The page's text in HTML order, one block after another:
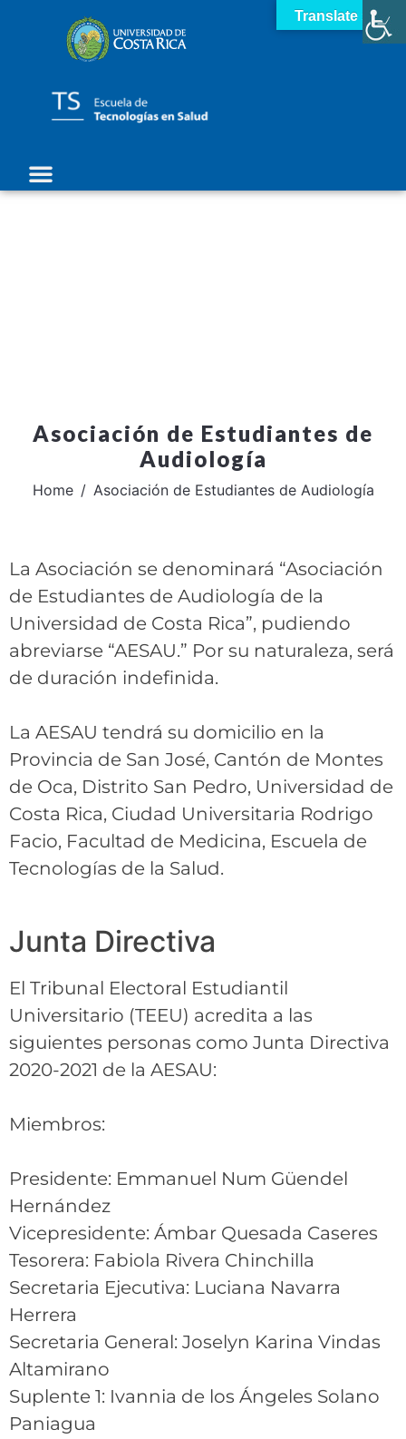
Asociación de Estudiantes de
Audiología
Home Asociación de Estudiantes de Audiología
La Asociación se denominará “Asociación
de Estudiantes de Audiología de la
Universidad de Costa Rica”, pudiendo
abreviarse “AESAU.” Por su naturaleza, será
de duración indefinida.
La AESAU tendrá su domicilio en la
Provincia de San José, Cantón de Montes
de Oca, Distrito San Pedro, Universidad de
Costa Rica, Ciudad Universitaria Rodrigo
Facio, Facultad de Medicina, Escuela de
Tecnologías de la Salud.
Junta Directiva
El Tribunal Electoral Estudiantil
Universitario (TEEU) acredita a las
siguientes personas como Junta Directiva
2020-2021 de la AESAU:
Miembros:
Presidente: Emmanuel Num Güendel
Hernández
Vicepresidente: Ámbar Quesada Caseres
Tesorera: Fabiola Rivera Chinchilla
Secretaria Ejecutiva: Luciana Navarra
Herrera
Secretaria General: Joselyn Karina Vindas
Altamirano
Suplente 1: Ivannia de los Ángeles Solano
Paniagua
Translate »